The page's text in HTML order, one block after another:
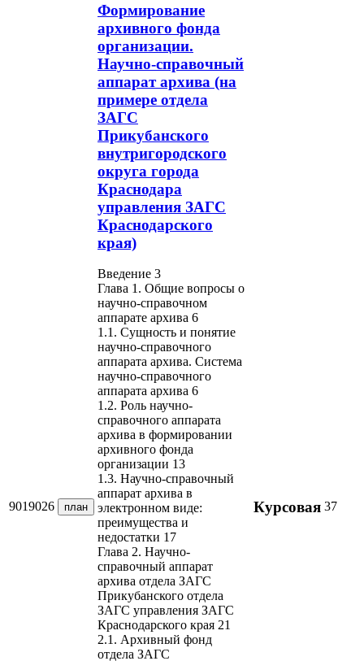
9019026 план
Формирование
архивного фонда
организации.
Научно-справочный
аппарат архива (на
примере отдела
ЗАГС
Прикубанского
внутригородского
округа города
Краснодара
управления ЗАГС
Краснодарского
края)
Введение 3
Глава 1. Общие вопросы о
научно-справочном
аппарате архива 6
1.1. Сущность и понятие
научно-справочного
аппарата архива. Система
научно-справочного
аппарата архива 6
1.2. Роль научно-
справочного аппарата
архива в формировании
архивного фонда
организации 13
1.3. Научно-справочный
аппарат архива в
электронном виде:
преимущества и
недостатки 17
Глава 2. Научно-
справочный аппарат
архива отдела ЗАГС
Прикубанского отдела
ЗАГС управления ЗАГС
Краснодарского края 21
2.1. Архивный фонд
отдела ЗАГС
Курсовая 37